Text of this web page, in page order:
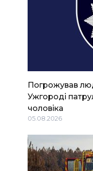
Погрожував
Ужгороді
чоловіка
05.08.2026